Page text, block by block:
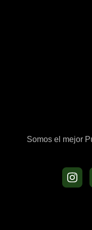
Somos el mejor